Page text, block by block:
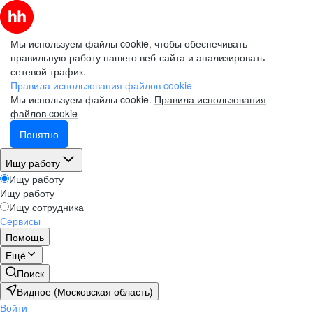
Мы используем файлы cookie, чтобы обеспечивать
правильную работу нашего веб-сайта и анализировать
сетевой трафик.
Правила использования файлов cookie
Мы используем файлы cookie. Правила использования
файлов cookie
Понятно
Ищу работу
Ищу работу
Ищу работу
Ищу сотрудника
Сервисы
Помощь
Ещё
Поиск
Видное (Московская область)
Войти